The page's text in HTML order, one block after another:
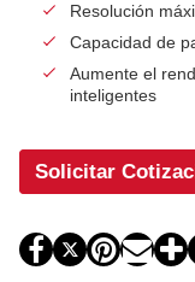
Resolución
Capacidad de
Aumente el
inteligentes
Solicitar